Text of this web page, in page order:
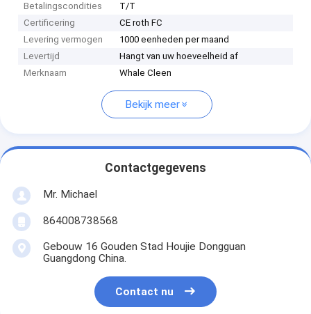
Betalingscondities
T/T
Certificering
CE roth FC
Levering vermogen
1000 eenheden per maand
Levertijd
Hangt van uw hoeveelheid af
Merknaam
Whale Cleen
Bekijk meer
Contactgegevens
Mr. Michael
864008738568
Gebouw 16 Gouden Stad Houjie Dongguan
Guangdong China.
Contact nu